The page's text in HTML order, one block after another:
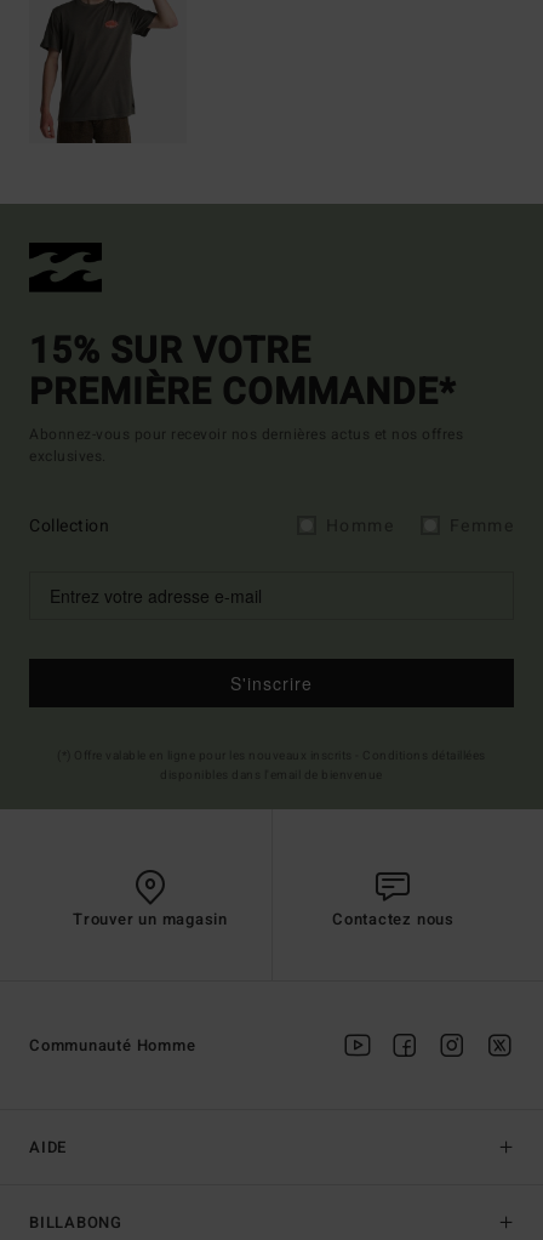
15% SUR VOTRE
PREMIÈRE COMMANDE*
Abonnez-vous pour recevoir nos dernières actus et nos offres
exclusives.
Collection
S'inscrire
Trouver un magasin Contactez nous
AIDE
BILLABONG
Communauté Homme